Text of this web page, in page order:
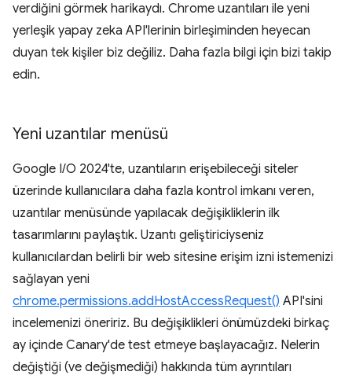
verdiğini görmek harikaydı. Chrome uzantıları ile yeni
yerleşik yapay zeka API'lerinin birleşiminden heyecan
duyan tek kişiler biz değiliz. Daha fazla bilgi için bizi takip
edin.
Yeni uzantılar menüsü
Google I/O 2024'te, uzantıların erişebileceği siteler
üzerinde kullanıcılara daha fazla kontrol imkanı veren,
uzantılar menüsünde yapılacak değişikliklerin ilk
tasarımlarını paylaştık. Uzantı geliştiriciyseniz
kullanıcılardan belirli bir web sitesine erişim izni istemenizi
sağlayan yeni
chrome.permissions.addHostAccessRequest() API'sini
incelemenizi öneririz. Bu değişiklikleri önümüzdeki birkaç
ay içinde Canary'de test etmeye başlayacağız. Nelerin
değiştiği (ve değişmediği) hakkında tüm ayrıntıları